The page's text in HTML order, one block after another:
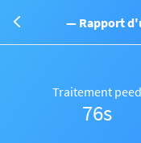
— Rapport
Traitement peed
76s